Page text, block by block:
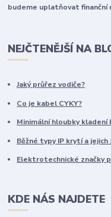
budeme uplatňovat finanční
NEJČTENĚJŠÍ NA
Jaký průřez vodiče?
Co je kabel CYKY?
Minimální hloubky kladení
Běžné typy IP krytí a jejich
Elektrotechnické značky
KDE NÁS NAJDETE